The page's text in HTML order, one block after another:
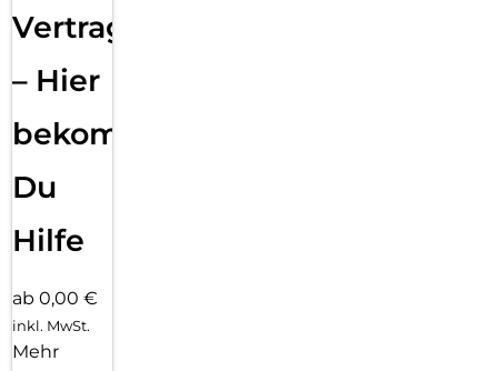
Vertragsabwicklung
– Hier
bekommst
Du
Hilfe
ab 0,00 €
inkl. MwSt.
Mehr